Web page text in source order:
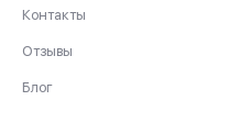
Контакты
Отзывы
Блог